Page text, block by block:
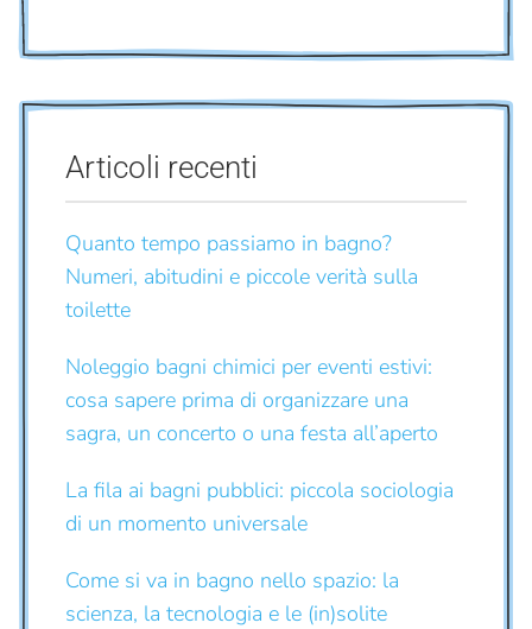
Articoli recenti
Quanto tempo passiamo in bagno?
Numeri, abitudini e piccole verità sulla
toilette
Noleggio bagni chimici per eventi estivi:
cosa sapere prima di organizzare una
sagra, un concerto o una festa all’aperto
La fila ai bagni pubblici: piccola sociologia
di un momento universale
Come si va in bagno nello spazio: la
scienza, la tecnologia e le (in)solite